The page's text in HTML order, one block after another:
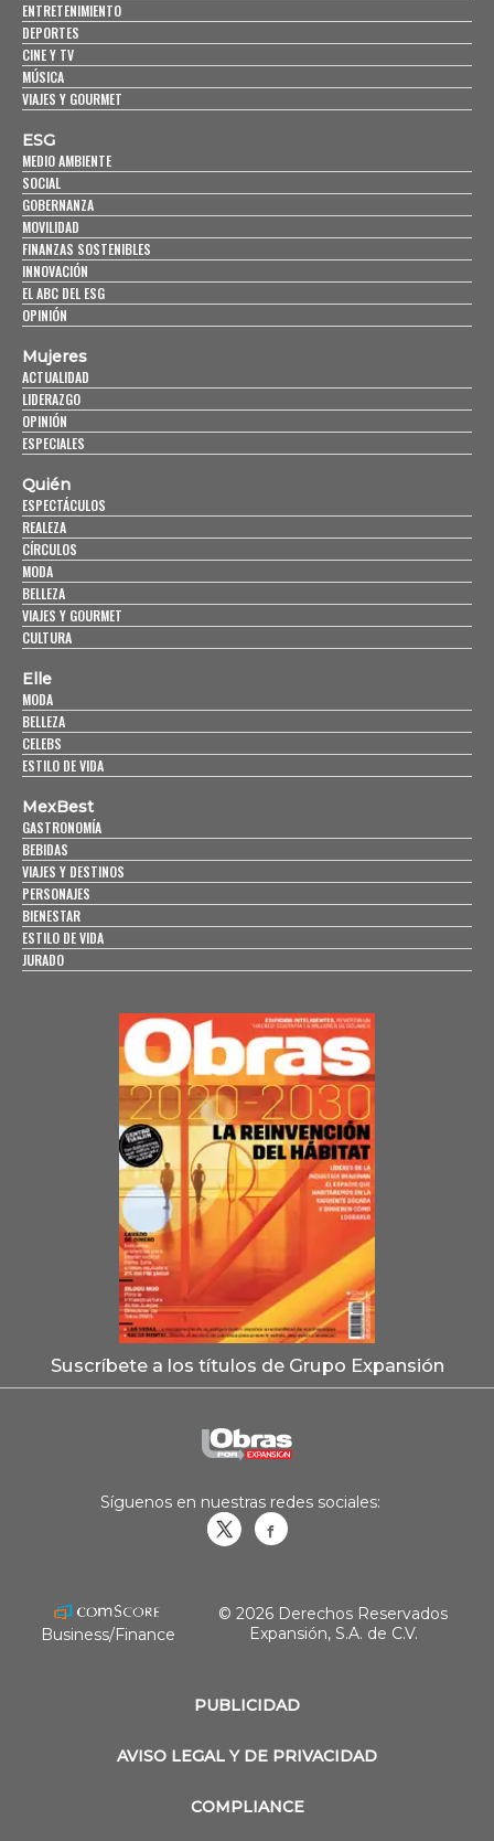
ENTRETENIMIENTO
DEPORTES
CINE Y TV
MÚSICA
VIAJES Y GOURMET
ESG
MEDIO AMBIENTE
SOCIAL
GOBERNANZA
MOVILIDAD
FINANZAS SOSTENIBLES
INNOVACIÓN
EL ABC DEL ESG
OPINIÓN
Mujeres
ACTUALIDAD
LIDERAZGO
OPINIÓN
ESPECIALES
Quién
ESPECTÁCULOS
REALEZA
CÍRCULOS
MODA
BELLEZA
VIAJES Y GOURMET
CULTURA
Elle
MODA
BELLEZA
CELEBS
ESTILO DE VIDA
MexBest
GASTRONOMÍA
BEBIDAS
VIAJES Y DESTINOS
PERSONAJES
BIENESTAR
ESTILO DE VIDA
JURADO
Suscríbete a los títulos de Grupo Expansión
PUBLICIDAD
AVISO LEGAL Y DE PRIVACIDAD
COMPLIANCE
Síguenos en nuestras redes sociales:
Business/Finance
© 2026 Derechos Reservados
Expansión, S.A. de C.V.